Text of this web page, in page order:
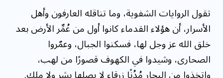
تقول الروايات الشفوية، وما تناقله العارفون وأهل
الأسرار، أن هؤلاء القدماء كانوا أول من عُمِّر الأرض بعد
خلق الله عز وجل لها، فسكنوا الجبال، وعمّروا
الصحارى، وشيدوا في الكهوف قصورًا من لهب،